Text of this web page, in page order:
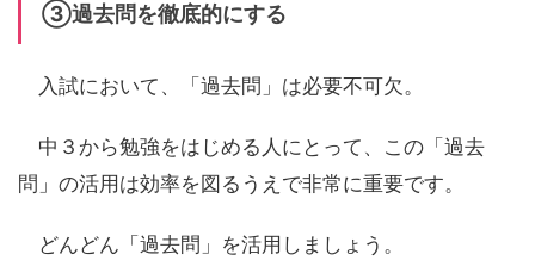
③過去問を徹底的にする
入試において、「過去問」は必要不可欠。
中３から勉強をはじめる人にとって、この「過去
問」の活用は効率を図るうえで非常に重要です。
どんどん「過去問」を活用しましょう。